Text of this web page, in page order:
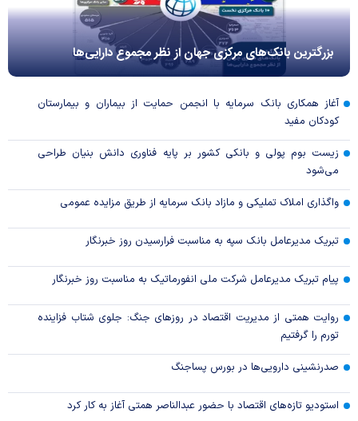
بزرگترین بانک‌های مرکزی جهان از نظر مجموع دارایی‌ها
آغاز همکاری بانک سرمایه با انجمن حمایت از بیماران و بیمارستان
کودکان مفید
زیست بوم پولی و بانکی کشور بر پایه فناوری دانش بنیان طراحی
می‌شود
واگذاری املاک تملیکی و مازاد بانک سرمایه از طریق مزایده عمومی
تبریک مدیرعامل بانک سپه به مناسبت فرارسیدن روز خبرنگار
پیام تبریک مدیرعامل شرکت ملی انفورماتیک به مناسبت روز خبرنگار
روایت همتی از مدیریت اقتصاد در روزهای جنگ: جلوی شتاب فزاینده
تورم را گرفتیم
صدرنشینی دارویی‌ها در بورس پساجنگ
استودیو تازه‌های اقتصاد با حضور عبدالناصر همتی آغاز به کار کرد